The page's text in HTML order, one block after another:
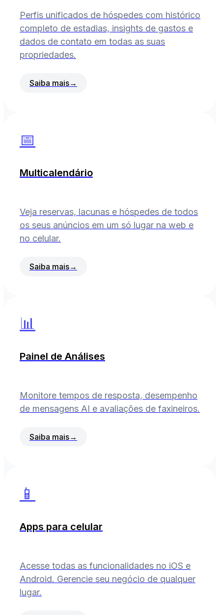
Perfis unificados de hóspedes com histórico
completo de estadias, insights de gastos e
dados de contato em todas as suas
propriedades.
Saiba mais→
📅
Multicalendário
Veja reservas, lacunas e hóspedes de todos
os seus anúncios em um só lugar na web e
no celular.
Saiba mais→
📊
Painel de Análises
Monitore tempos de resposta, desempenho
de mensagens AI e avaliações de faxineiros.
Saiba mais→
📱
Apps para celular
Acesse todas as funcionalidades no iOS e
Android. Gerencie seu negócio de qualquer
lugar.